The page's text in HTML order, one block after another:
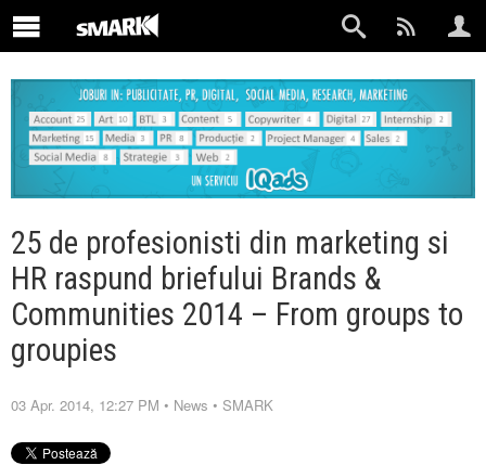
25 de profesionisti din marketing si
HR raspund briefului Brands &
Communities 2014 – From groups to
groupies
03 Apr. 2014, 12:27 PM • News • SMARK